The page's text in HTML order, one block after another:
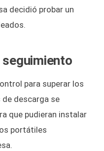
decidió probar un
para superar los
descarga se
que pudieran instalar
portátiles